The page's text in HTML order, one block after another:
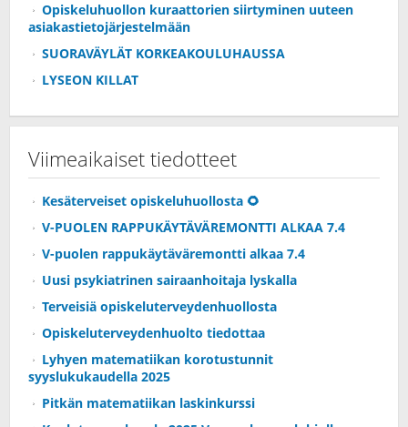
Opiskeluhuollon kuraattorien siirtyminen uuteen
asiakastietojärjestelmään
SUORAVÄYLÄT KORKEAKOULUHAUSSA
LYSEON KILLAT
Viimeaikaiset tiedotteet
Kesäterveiset opiskeluhuollosta 🌻
V-PUOLEN RAPPUKÄYTÄVÄREMONTTI ALKAA 7.4
V-puolen rappukäytäväremontti alkaa 7.4
Uusi psykiatrinen sairaanhoitaja lyskalla
Terveisiä opiskeluterveydenhuollosta
Opiskeluterveydenhuolto tiedottaa
Lyhyen matematiikan korotustunnit
syyslukukaudella 2025
Pitkän matematiikan laskinkurssi